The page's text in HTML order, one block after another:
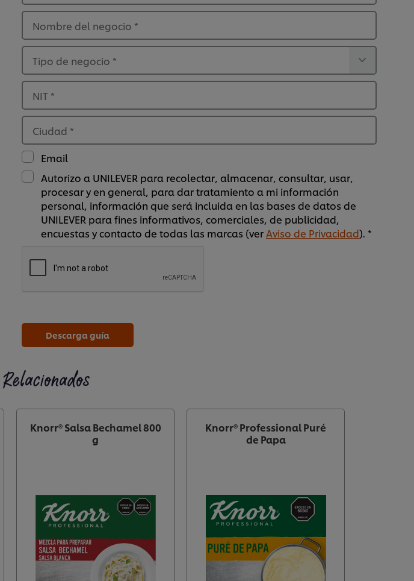
Nombre del negocio *
Tipo de negocio *
NIT *
Ciudad *
Email
Autorizo a UNILEVER para recolectar, almacenar, consultar, usar,
procesar y en general, para dar tratamiento a mi información
personal, información que será incluida en las bases de datos de
UNILEVER para fines informativos, comerciales, de publicidad,
encuestas y contacto de todas las marcas (verAviso de Privacidad). *
Descarga guía
Knorr® Salsa Bechamel 800
g
Knorr® Professional Puré
de Papa